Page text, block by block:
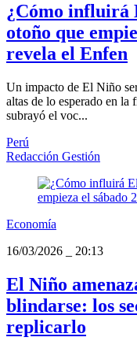
¿Cómo influirá
otoño que
revela el Enfen
Un impacto de El Niño
altas de lo esperado en la
subrayó el voc...
Perú
Redacción Gestión
Economía
16/03/2026
20:13
El Niño
blindarse: los
replicarlo